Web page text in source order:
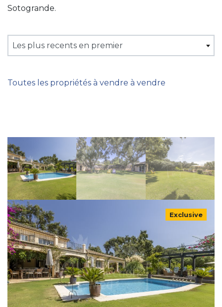
Sotogrande.
Les plus recents en premier
Toutes les propriétés à vendre à vendre
Exclusive